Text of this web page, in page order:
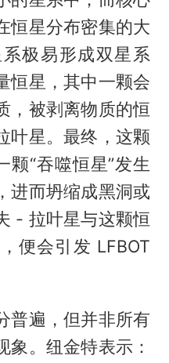
恒星分布密集的大
极易形成双星系
恒星，其中一颗会
，被剥离物质的恒
叶星。最终，这颗
颗“吞噬恒星”发生
进而坍缩成黑洞或
- 拉叶星与这颗恒
便会引发 LFBOT
普遍，但并非所有
象。纽金特表示：